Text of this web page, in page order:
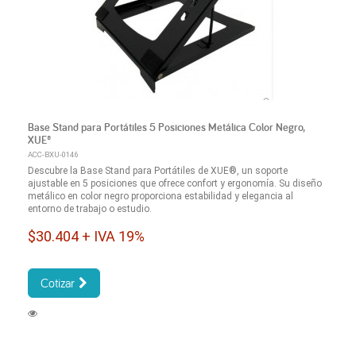
Base Stand para Portátiles 5 Posiciones Metálica Color Negro,
XUE®
ACC-BXU-0146
Descubre la Base Stand para Portátiles de XUE®, un soporte
ajustable en 5 posiciones que ofrece confort y ergonomía. Su diseño
metálico en color negro proporciona estabilidad y elegancia al
entorno de trabajo o estudio.
$30.404 + IVA 19%
Cotizar